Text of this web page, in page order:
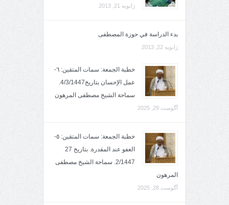
ژانویه 21, 2013
بدء الدراسة في حوزة المصطفى
ژانویه 22, 2013
خطبة الجمعة: سمات المتقين: ٦-
عمل الإحسان بتاريخ4/3/1447.
سماحة الشيخ مصطفى المرهون
آگوست 29, 2025
خطبة الجمعة: سمات المتقين: ٥-
العفو عند المقدرة. بتاريخ 27
2/1447. سماحة الشيخ مصطفى
المرهون
آگوست 28, 2025